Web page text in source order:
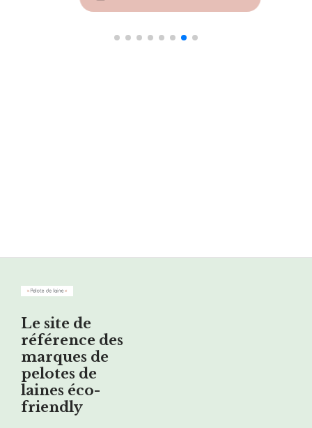
Le site de
référence des
marques de
pelotes de
laines éco-
friendly